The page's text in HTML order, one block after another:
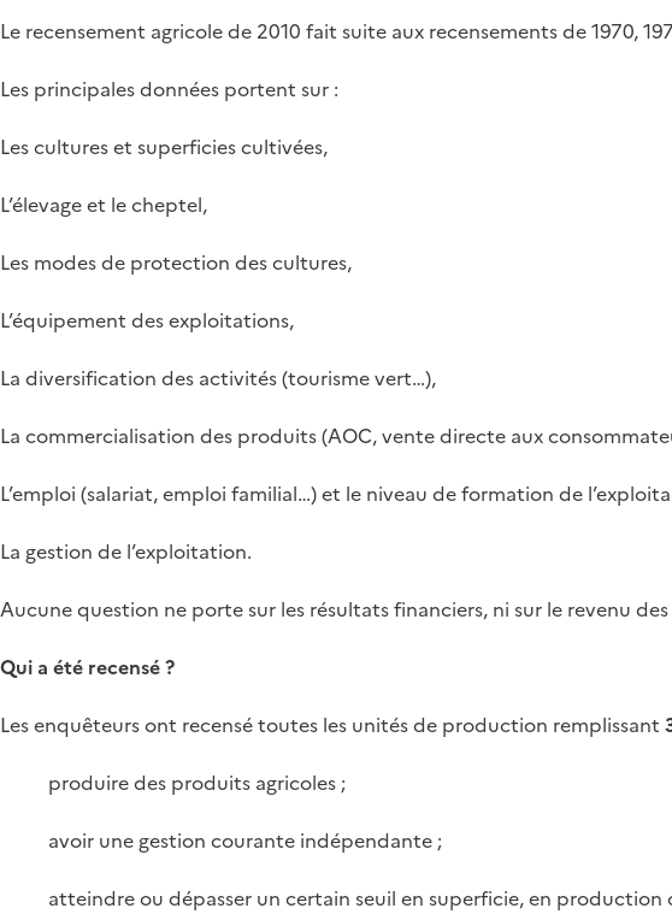
Le recensement agricole de 2010 fait suite aux recensements de 1970,
Les principales données portent sur :
Les cultures et superficies cultivées,
L’élevage et le cheptel,
Les modes de protection des cultures,
L’équipement des exploitations,
La diversification des activités (tourisme vert…),
La commercialisation des produits (AOC, vente directe aux
L’emploi (salariat, emploi familial…) et le niveau de formation de
La gestion de l’exploitation.
Aucune question ne porte sur les résultats financiers, ni sur le revenu
Qui a été recensé ?
Les enquêteurs ont recensé toutes les unités de production remplissant
produire des produits agricoles ;
avoir une gestion courante indépendante ;
atteindre ou dépasser un certain seuil en superficie, en production